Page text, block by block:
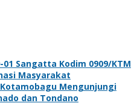
01 Sangatta Kodim 0909/KTM
Masyarakat
Kotamobagu Mengunjungi
dan Tondano